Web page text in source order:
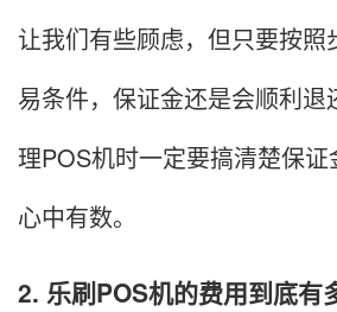
让我们有些顾虑，但只要按照
易条件，保证金还是会顺利退
理POS机时一定要搞清楚保
心中有数。
2. 乐刷POS机的费用到底有